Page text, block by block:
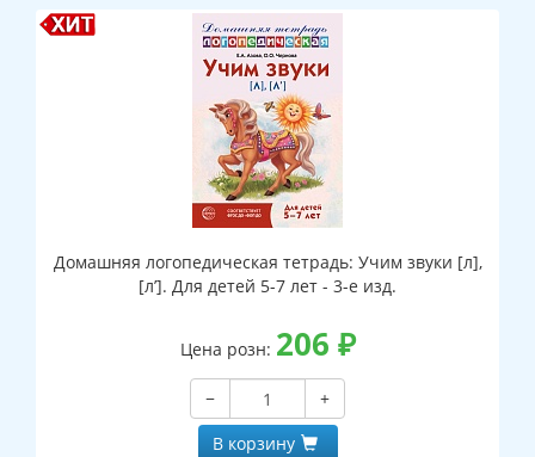
Домашняя логопедическая тетрадь: Учим звуки [л],
[л’]. Для детей 5-7 лет - 3-е изд.
Цена розн: 206 ₽
−
+
В корзину